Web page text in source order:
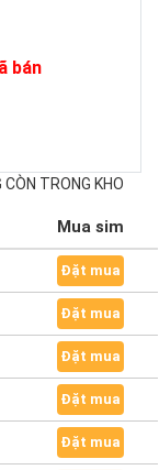
bán
TRONG KHO
Mua sim
Đặt mua
Đặt mua
Đặt mua
Đặt mua
Đặt mua